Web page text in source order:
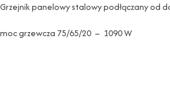
Grzejnik panelowy stalowy podłączany od
moc grzewcza 75/65/20 – 1090 W